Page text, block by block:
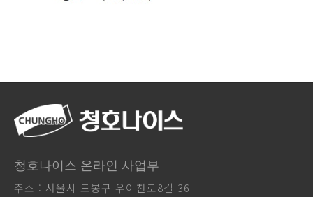
청호나이스 온라인 사업부
주소 : 서울시 도봉구 우이천로8길 36